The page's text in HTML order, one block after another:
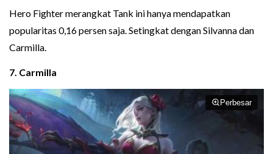
Hero Fighter merangkat Tank ini hanya mendapatkan
popularitas 0,16 persen saja. Setingkat dengan Silvanna dan
Carmilla.
7. Carmilla
Perbesar